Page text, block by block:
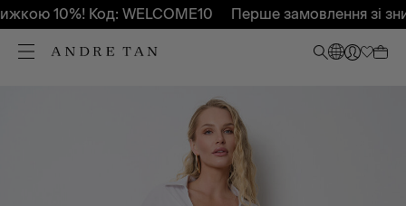
10%! Код: WELCOME10 Перше замовлення зі